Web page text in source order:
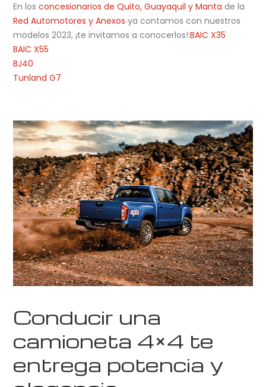
En losconcesionarios de Quito, Guayaquil y Manta de la
Red Automotores y Anexos ya contamos con nuestros
modelos 2023, ¡te invitamos a conocerlos!:BAIC X35
BAIC X55
BJ40
Tunland G7
Conducir una
camioneta 4×4 te
entrega potencia y